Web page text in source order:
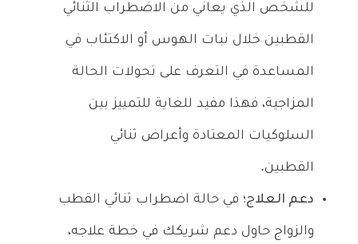
للشخص الذي يعاني من الاضطراب الثنائي
القطبين خلال نبات الهوس أو الاكتئاب في
المساعدة في التعرف على تحولات الحالة
المزاجية، فهذا مفيد للغاية للتمييز بين
السلوكيات المعتادة وأعراض ثنائي
القطبين.
دعم العلاج؛ في حالة اضطراب ثنائي القطب
والزواج حاول دعم شريكك في خطة علاجه،